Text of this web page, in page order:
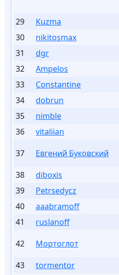
29
Kuzma
30
nikitosmax
31
dgr
32
Ampelos
33
Constantine
34
dobrun
35
nimble
36
vitaliian
37
Евгений Буковский
38
diboxis
39
Petrsedycz
40
aaabramoff
41
ruslanoff
42
Мортоглот
43
tormentor